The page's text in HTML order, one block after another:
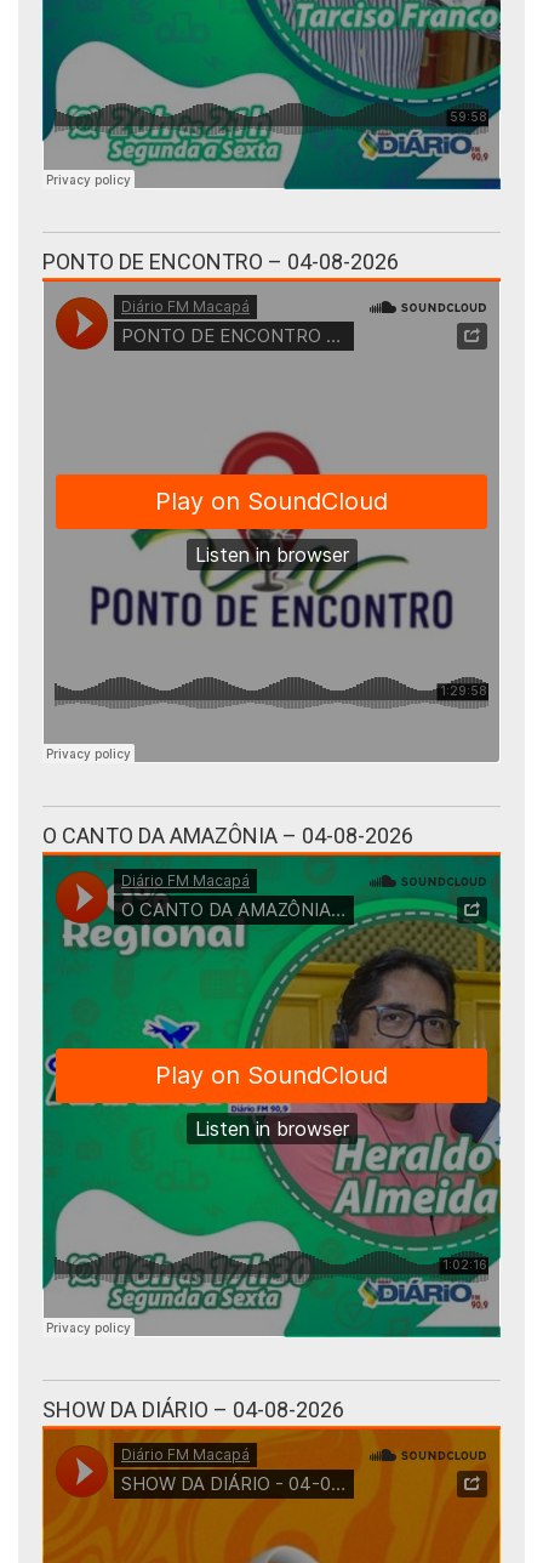
PONTO DE ENCONTRO – 04-08-2026
O CANTO DA AMAZÔNIA – 04-08-2026
SHOW DA DIÁRIO – 04-08-2026